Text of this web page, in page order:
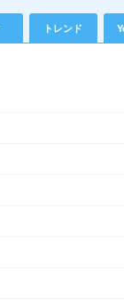
トレンド